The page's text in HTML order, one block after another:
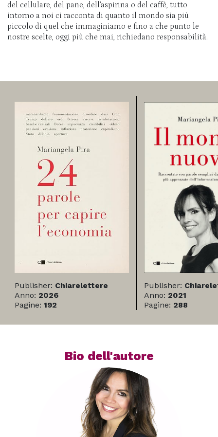
del cellulare, del pane, dell’aspirina o del caffè, tutto
intorno a noi ci racconta di quanto il mondo sia più
piccolo di quel che immaginiamo e fino a che punto le
nostre scelte, oggi più che mai, richiedano responsabilità.
Publisher: Chiarelettere
Anno: 2026
Pagine: 192
Publisher:
Anno: 2021
Pagine: 288
Bio dell'autore